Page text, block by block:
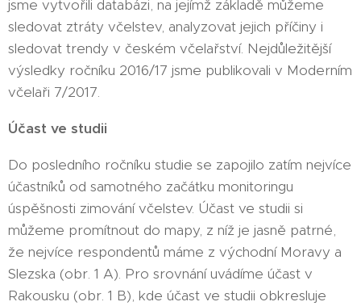
jsme vytvořili databázi, na jejímž základě můžeme
sledovat ztráty včelstev, analyzovat jejich příčiny i
sledovat trendy v českém včelařství. Nejdůležitější
výsledky ročníku 2016/17 jsme publikovali v Moderním
včelaři 7/2017.
Účast ve studii
Do posledního ročníku studie se zapojilo zatím nejvíce
účastníků od samotného začátku monitoringu
úspěšnosti zimování včelstev. Účast ve studii si
můžeme promítnout do mapy, z níž je jasně patrné,
že nejvíce respondentů máme z východní Moravy a
Slezska (obr. 1 A). Pro srovnání uvádíme účast v
Rakousku (obr. 1 B), kde účast ve studii obkresluje